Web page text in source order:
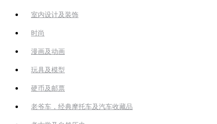
室内设计及装饰
时尚
漫画及动画
玩具及模型
硬币及邮票
老爷车，经典摩托车及汽车收藏品